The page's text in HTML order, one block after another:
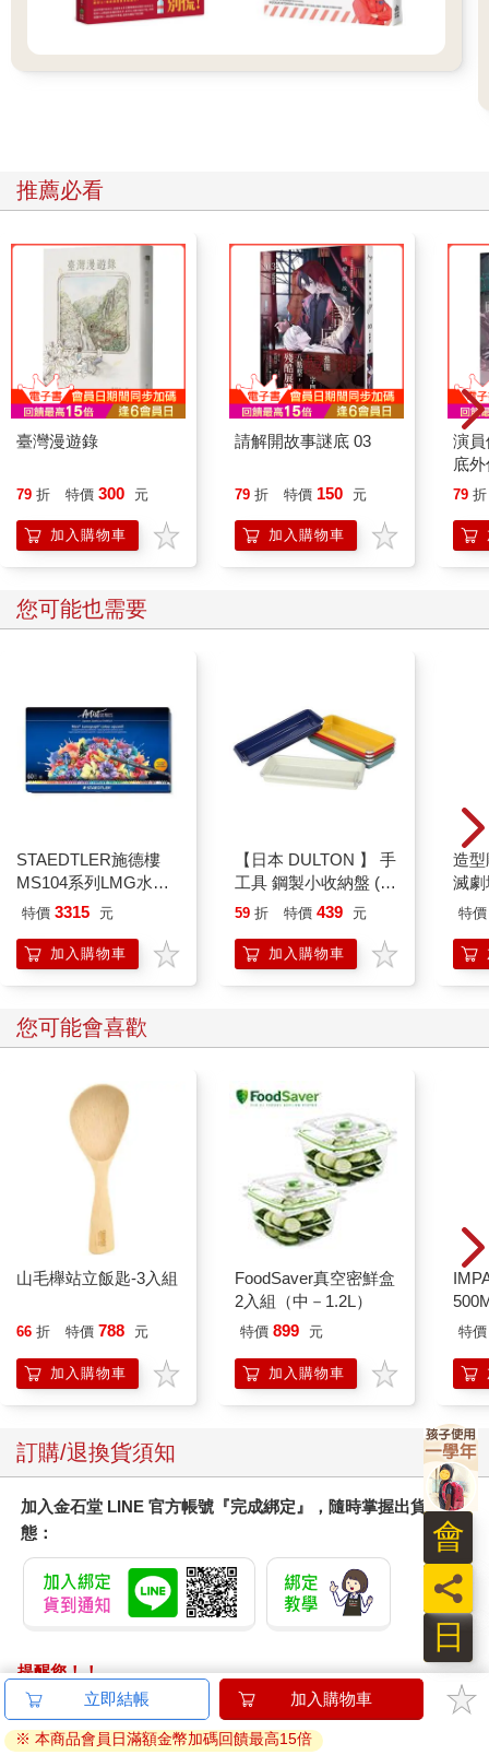
推薦必看
臺灣漫遊錄
79 折 特價 300 元
加入購物車
請解開故事謎底 03
79 折 特價 150 元
加入購物車
演
底
79 折
您可能也需要
STAEDTLER施德樓
MS104系列LMG水性
色鉛筆/ 60色
特價 3315 元
加入購物車
【日本 DULTON 】 手
工具 鋼製小收納盤 (6
色可選) 托盤 收納盤
59 折 特價 439 元
加入購物車
造
滅
特價
您可能會喜歡
山毛櫸站立飯匙-3入組
66 折 特價 788 元
加入購物車
FoodSaver真空密鮮盒
2入組（中－1.2L）
特價 899 元
加入購物車
特價
訂購/退換貨須知
加入金石堂 LINE 官方帳號『完成綁定』，隨時掌握出貨動
態：
提醒您！！
金石堂及銀行均不會請您操作ATM! 如接獲電話要求您前往
ATM提款機，請不要聽從指示，以免受騙上當！
立即結帳 加入購物車
※ 本商品會員日滿額金幣加碼回饋最高15倍
日
員
會